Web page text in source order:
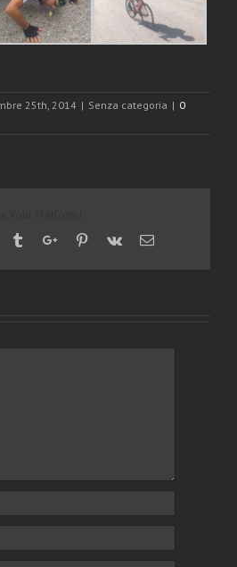
25th, 2014 | Senza categoria | 0
TumblrGoogle+Pinterest
Vk Email